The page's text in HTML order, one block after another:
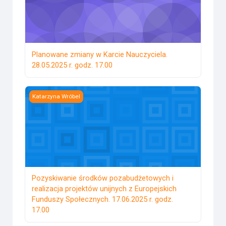
Planowane zmiany w Karcie Nauczyciela.
28.05.2025 r. godz. 17.00
Pozyskiwanie środków pozabudżetowych i realizacja
Katarzyna Wróbel
Pozyskiwanie środków pozabudżetowych i
realizacja projektów unijnych z Europejskich
Funduszy Społecznych. 17.06.2025 r. godz.
17.00